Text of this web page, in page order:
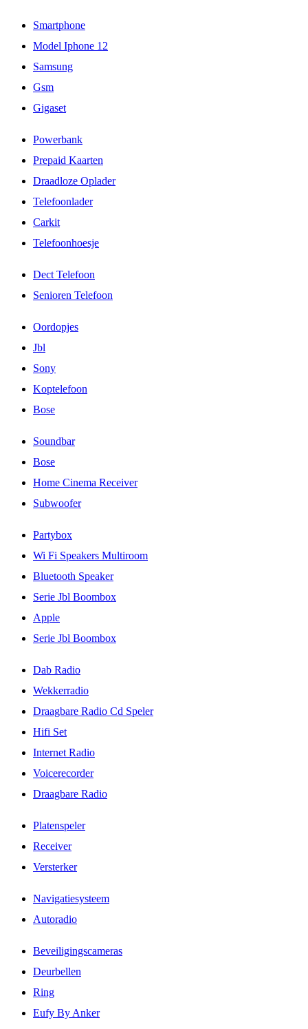
Smartphone
Model Iphone 12
Samsung
Gsm
Gigaset
Powerbank
Prepaid Kaarten
Draadloze Oplader
Telefoonlader
Carkit
Telefoonhoesje
Dect Telefoon
Senioren Telefoon
Oordopjes
Jbl
Sony
Koptelefoon
Bose
Soundbar
Bose
Home Cinema Receiver
Subwoofer
Partybox
Wi Fi Speakers Multiroom
Bluetooth Speaker
Serie Jbl Boombox
Apple
Serie Jbl Boombox
Dab Radio
Wekkerradio
Draagbare Radio Cd Speler
Hifi Set
Internet Radio
Voicerecorder
Draagbare Radio
Platenspeler
Receiver
Versterker
Navigatiesysteem
Autoradio
Beveiligingscameras
Deurbellen
Ring
Eufy By Anker